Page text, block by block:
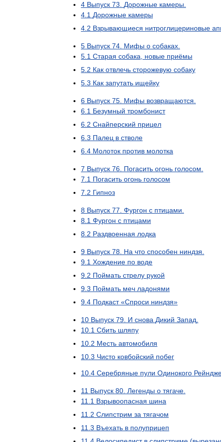
4 Выпуск 73 Дорожные камеры
4 1 Дорожные камеры
4 2 Взрывающиеся нитроглицериновые
5 Выпуск 74 Мифы о собаках
5 1 Старая собака новые приёмы
5 2 Как отвлечь сторожевую собаку
5 3 Как запутать ищейку
6 Выпуск 75 Мифы возвращаются
6 1 Безумный тромбонист
6 2 Снайперский прицел
6 3 Палец в стволе
6 4 Молоток против молотка
7 Выпуск 76 Погасить огонь голосом
7 1 Погасить огонь голосом
7 2 Гипноз
8 Выпуск 77 Фургон с птицами
8 1 Фургон с птицами
8 2 Раздвоенная лодка
9 Выпуск 78 На что способен ниндзя
9 1 Хождение по воде
9 2 Поймать стрелу рукой
9 3 Поймать меч ладонями
9 4 Подкаст«Спроси ниндзя»
10 Выпуск 79 И снова Дикий Запад
10 1 Сбить шляпу
10 2 Месть автомобиля
10 3 Чисто ковбойский побег
10 4 Серебряные пули Одинокого
11 Выпуск 80 Легенды о тягаче
11 1 Взрывоопасная шина
11 2 Слипстрим за тягачом
11 3 Въехать в полуприцеп